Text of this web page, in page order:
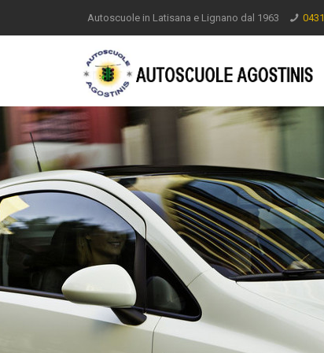
Autoscuole in Latisana e Lignano dal 1963